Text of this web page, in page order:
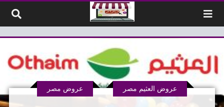
عروض العثيم مصر عروض مصر